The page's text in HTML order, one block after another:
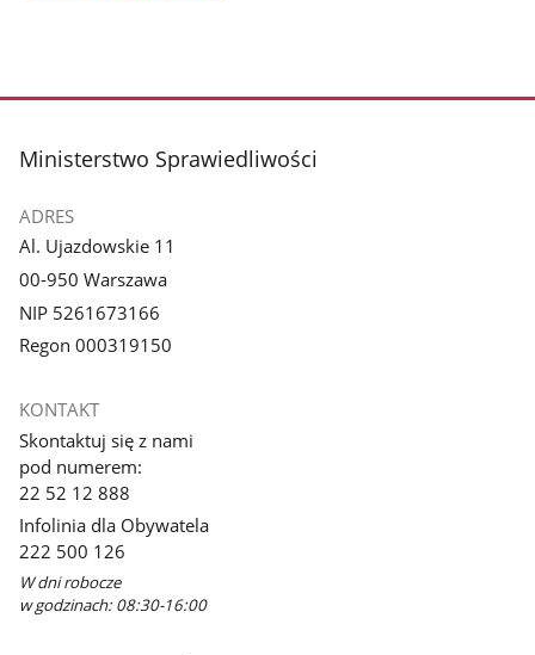
stopka
Ministerstwo Sprawiedliwości
ADRES
Al. Ujazdowskie 11
00-950 Warszawa
NIP 5261673166
Regon 000319150
KONTAKT
Skontaktuj się z nami
pod numerem:
22 52 12 888
Infolinia dla Obywatela
222 500 126
W dni robocze
w godzinach: 08:30-16:00